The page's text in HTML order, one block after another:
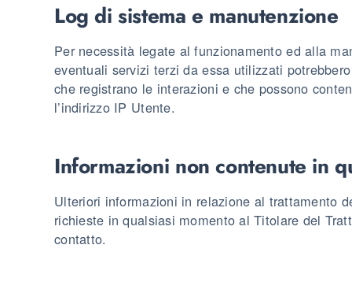
Log di sistema e manutenzione
Per necessità legate al funzionamento ed alla
eventuali servizi terzi da essa utilizzati
che registrano le interazioni e che possono
l’indirizzo IP Utente.
Informazioni non contenute in
Ulteriori informazioni in relazione al trattamento
richieste in qualsiasi momento al Titolare del
contatto.